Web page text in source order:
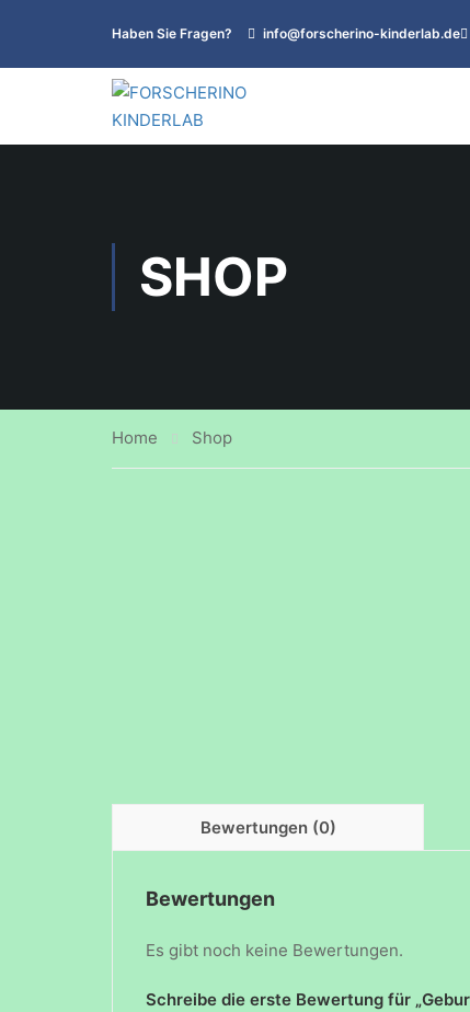
Haben Sie Fragen? info@forscherino-kinderlab.de
SHOP
Home Shop
Bewertungen (0)
Bewertungen
Es gibt noch keine Bewertungen.
Schreibe die erste Bewertung für